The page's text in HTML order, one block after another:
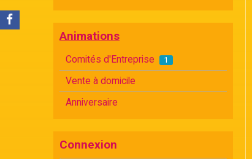
Animations
Comités d'Entreprise 1
Vente à domicile
Anniversaire
Connexion